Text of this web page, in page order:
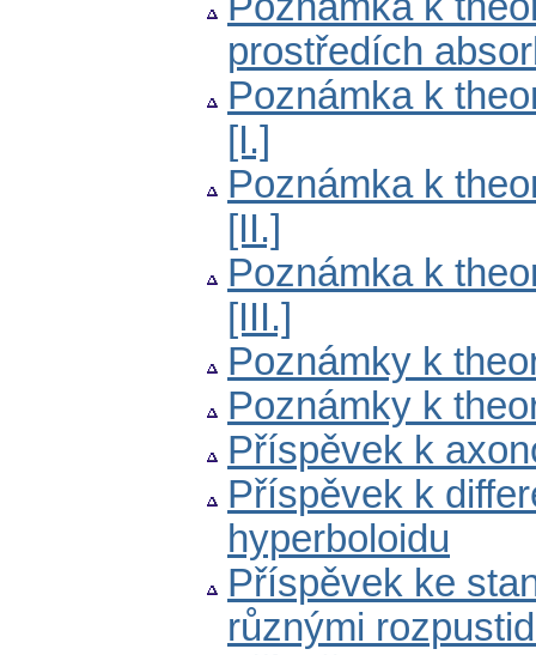
prostředích
Poznámka k
[I.]
Poznámka k
[II.]
Poznámka k
[III.]
Poznámky k
Poznámky k
Příspěvek k
Příspěvek k
hyperboloidu
Příspěvek ke
různými